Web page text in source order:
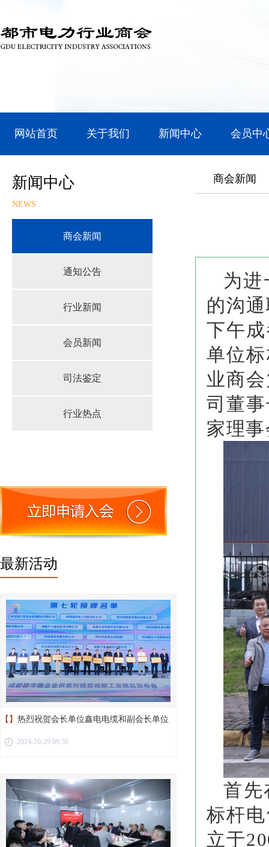
网站首页 关于我们 新闻中心 会员中
新闻中心
NEWS
商会新闻
通知公告
行业新闻
会员新闻
司法鉴定
行业热点
最新活动
【】 热烈祝贺会长单位鑫电电缆和副会长单位
新蓉电缆荣获“成都工业精品”称号
2024-10-29 09:56
商会新闻
为
的沟
下午
单位
业商
司董
家理
首先
标杆
立于